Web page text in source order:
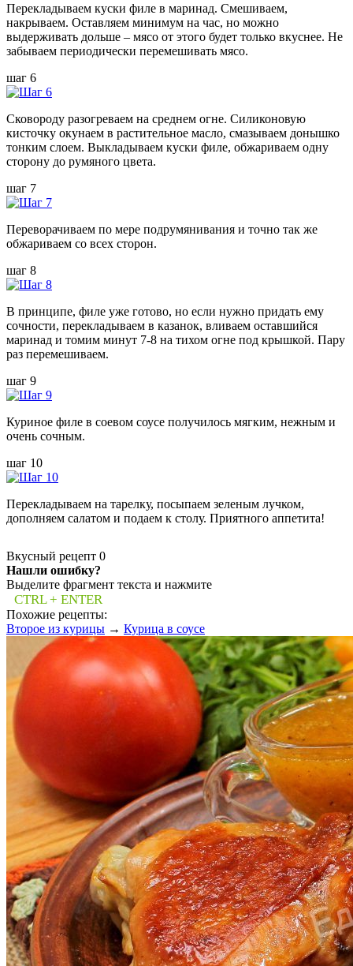
Перекладываем куски филе в маринад. Смешиваем,
накрываем. Оставляем минимум на час, но можно
выдерживать дольше – мясо от этого будет только вкуснее. Не
забываем периодически перемешивать мясо.
шаг 6
Сковороду разогреваем на среднем огне. Силиконовую
кисточку окунаем в растительное масло, смазываем донышко
тонким слоем. Выкладываем куски филе, обжариваем одну
сторону до румяного цвета.
шаг 7
Переворачиваем по мере подрумянивания и точно так же
обжариваем со всех сторон.
шаг 8
В принципе, филе уже готово, но если нужно придать ему
сочности, перекладываем в казанок, вливаем оставшийся
маринад и томим минут 7-8 на тихом огне под крышкой. Пару
раз перемешиваем.
шаг 9
Куриное филе в соевом соусе получилось мягким, нежным и
очень сочным.
шаг 10
Перекладываем на тарелку, посыпаем зеленым лучком,
дополняем салатом и подаем к столу. Приятного аппетита!
Вкусный рецепт 0
Нашли ошибку?
Выделите фрагмент текста и нажмите
CTRL + ENTER
Похожие рецепты:
Второе из курицы → Курица в соусе